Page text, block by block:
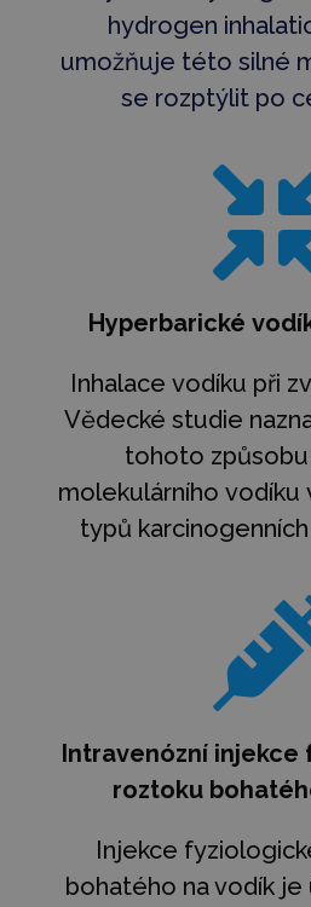
hydrogen
umožňuje této silné
se rozptýlit po
Hyperbarické
Inhalace vodíku při
Vědecké studie
tohoto
molekulárního vodíku
typů
Intravenózní injekce
roztoku
Injekce
bohatého na vodík je